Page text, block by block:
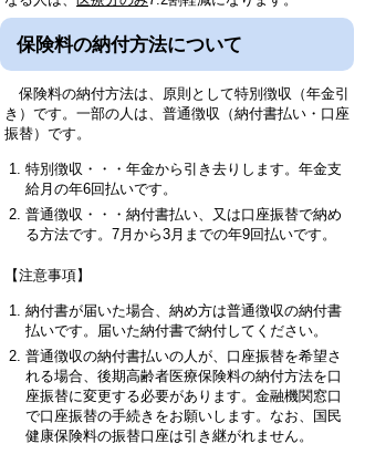
保険料の納付方法について
保険料の納付方法は、原則として特別徴収（年金引
き）です。一部の人は、普通徴収（納付書払い・口座
振替）です。
特別徴収・・・年金から引き去りします。年金支
給月の年6回払いです。
普通徴収・・・納付書払い、又は口座振替で納め
る方法です。7月から3月までの年9回払いです。
【注意事項】
納付書が届いた場合、納め方は普通徴収の納付書
払いです。届いた納付書で納付してください。
普通徴収の納付書払いの人が、口座振替を希望さ
れる場合、後期高齢者医療保険料の納付方法を口
座振替に変更する必要があります。金融機関窓口
で口座振替の手続きをお願いします。なお、国民
健康保険料の振替口座は引き継がれません。